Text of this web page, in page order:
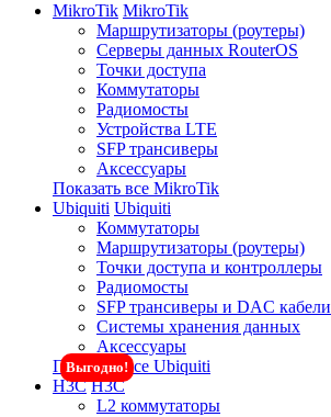
MikroTik MikroTik
Маршрутизаторы (роутеры)
Серверы данных RouterOS
Точки доступа
Коммутаторы
Радиомосты
Устройства LTE
SFP трансиверы
Аксессуары
Показать все MikroTik
Ubiquiti Ubiquiti
Коммутаторы
Маршрутизаторы (роутеры)
Точки доступа и контроллеры
Радиомосты
SFP трансиверы и DAC кабели
Системы хранения данных
Аксессуары
Показать все Ubiquiti
H3C
Выгодно!
H3C
L2 коммутаторы